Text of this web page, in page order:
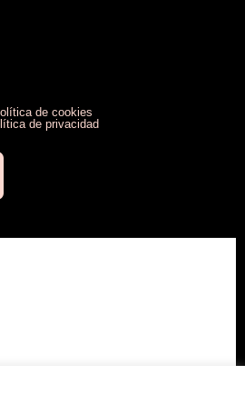
de cookies
de privacidad